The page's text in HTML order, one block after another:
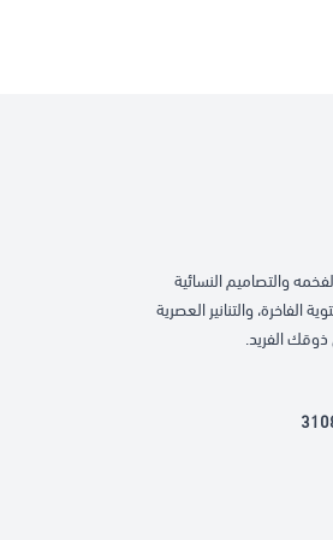
والتصاميم النسائية
الفاخرة، والتنانير العصرية
الفريد.